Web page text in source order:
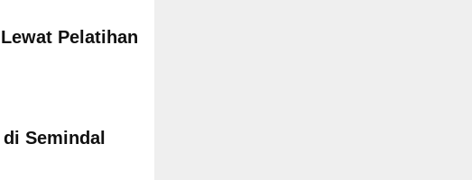
Pelatihan
Semindal